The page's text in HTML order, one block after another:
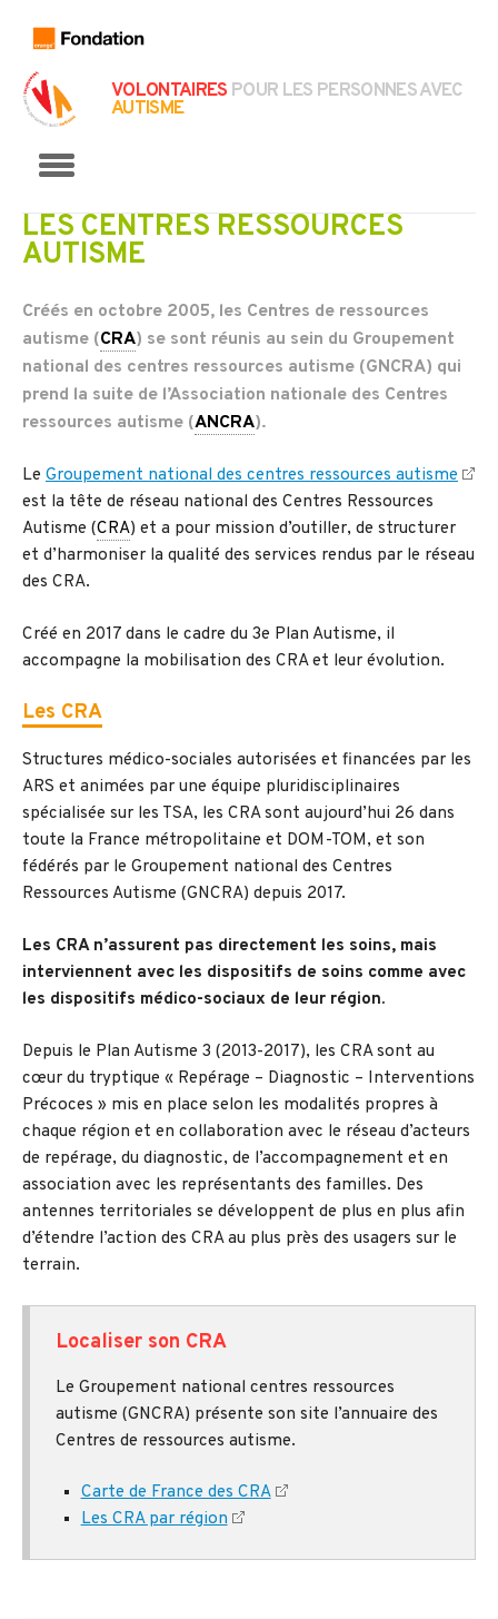
VOLONTAIRES POUR LES PERSONNES AVEC
AUTISME
LES CENTRES RESSOURCES
AUTISME
Créés en octobre 2005, les Centres de ressources
autisme (CRA) se sont réunis au sein du Groupement
national des centres ressources autisme (GNCRA) qui
prend la suite de l’Association nationale des Centres
ressources autisme (ANCRA).
Le Groupement national des centres ressources autisme
est la tête de réseau national des Centres Ressources
Autisme (CRA) et a pour mission d’outiller, de structurer
et d’harmoniser la qualité des services rendus par le réseau
des CRA.
Créé en 2017 dans le cadre du 3e Plan Autisme, il
accompagne la mobilisation des CRA et leur évolution.
Les CRA
Structures médico-sociales autorisées et financées par les
ARS et animées par une équipe pluridisciplinaires
spécialisée sur les TSA, les CRA sont aujourd’hui 26 dans
toute la France métropolitaine et DOM-TOM, et son
fédérés par le Groupement national des Centres
Ressources Autisme (GNCRA) depuis 2017.
Les CRA n’assurent pas directement les soins, mais
interviennent avec les dispositifs de soins comme avec
les dispositifs médico-sociaux de leur région.
Depuis le Plan Autisme 3 (2013-2017), les CRA sont au
cœur du tryptique « Repérage – Diagnostic – Interventions
Précoces » mis en place selon les modalités propres à
chaque région et en collaboration avec le réseau d’acteurs
de repérage, du diagnostic, de l’accompagnement et en
association avec les représentants des familles. Des
antennes territoriales se développent de plus en plus afin
d’étendre l’action des CRA au plus près des usagers sur le
terrain.
Localiser son CRA
Le Groupement national centres ressources
autisme (GNCRA) présente son site l’annuaire des
Centres de ressources autisme.
Carte de France des CRA
Les CRA par région